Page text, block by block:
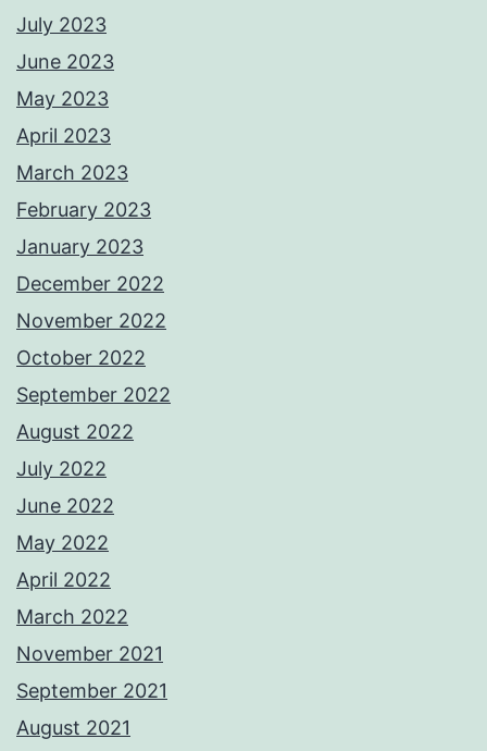
July 2023
June 2023
May 2023
April 2023
March 2023
February 2023
January 2023
December 2022
November 2022
October 2022
September 2022
August 2022
July 2022
June 2022
May 2022
April 2022
March 2022
November 2021
September 2021
August 2021